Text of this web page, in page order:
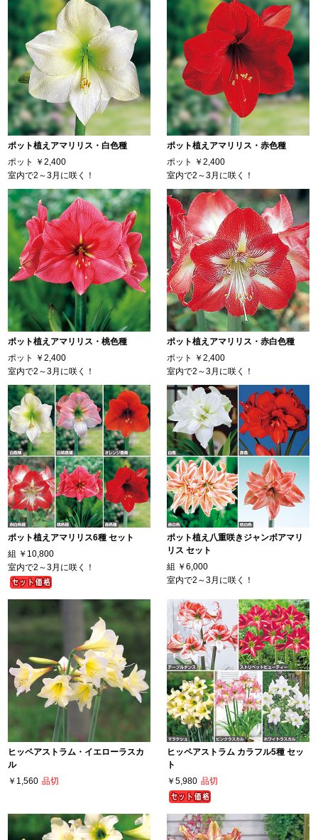
ポット植えアマリリス・白色種
ポット
￥2,400
室内で2～3月に咲く！
ポット植えアマリリス・赤色種
ポット
￥2,400
室内で2～3月に咲く！
ポット植えアマリリス・桃色種
ポット
￥2,400
室内で2～3月に咲く！
ポット植えアマリリス・赤白色種
ポット
￥2,400
室内で2～3月に咲く！
ポット植えアマリリス6種 セット
組 ￥10,800
室内で2～3月に咲く！
ポット植え八重咲きジャンボアマリ
リス セット
組 ￥6,000
室内で2～3月に咲く！
ヒッペアストラム・イエローラスカ
ル
￥1,560 品切
ヒッペアストラム カラフル5種 セッ
ト
￥5,980 品切